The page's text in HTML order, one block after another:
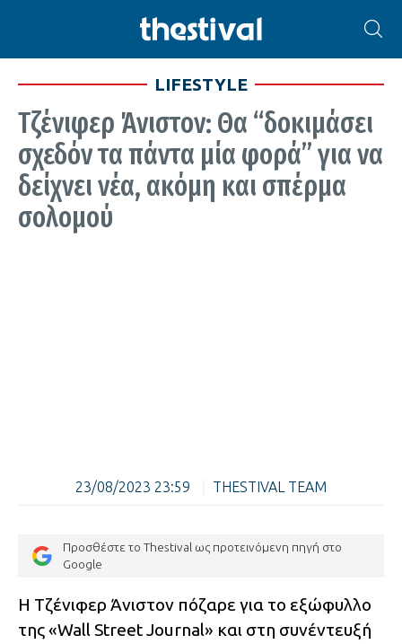
LIFESTYLE
Τζένιφερ Άνιστον: Θα “δοκιμάσει
σχεδόν τα πάντα μία φορά” για να
δείχνει νέα, ακόμη και σπέρμα
σολομού
23/08/2023 23:59 THESTIVAL TEAM
Προσθέστε το Thestival ως προτεινόμενη πηγή στο
Google
Η Τζένιφερ Άνιστον πόζαρε για το εξώφυλλο
της «Wall Street Journal» και στη συνέντευξή